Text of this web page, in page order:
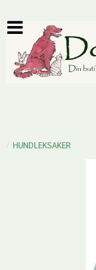
HUNDLEKSAKER